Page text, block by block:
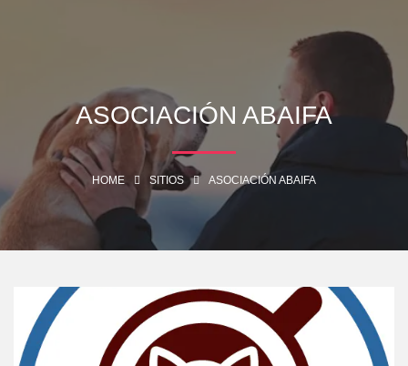
ASOCIACIÓN ABAIFA
HOME SITIOS ASOCIACIÓN ABAIFA